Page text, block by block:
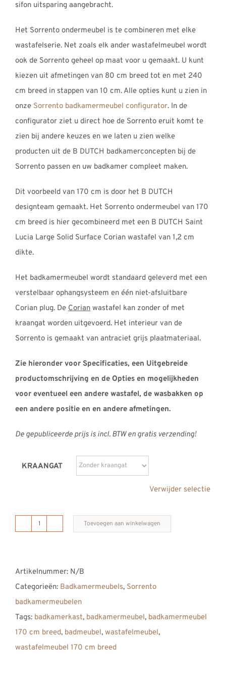
sifon uitsparing aangebracht.
Het Sorrento ondermeubel is te combineren met elke
wastafelserie. Net zoals elk ander wastafelmeubel wordt
ook de Sorrento geheel op maat voor u gemaakt. U kunt
kiezen uit afmetingen van 80 cm breed tot en met 240
cm breed in stappen van 10 cm. Alle opties kunt u zien in
onze Sorrento badkamermeubel configurator. In de
configurator ziet u direct hoe de Sorrento eruit komt te
zien bij andere keuzes en we laten u zien welke
producten uit de B DUTCH badkamerconcepten bij de
Sorrento passen en uw badkamer compleet maken.
Dit voorbeeld van 170 cm is door het B DUTCH
designteam gemaakt. Het Sorrento ondermeubel van 170
cm breed is hier gecombineerd met een B DUTCH Saint
Lucia Large Solid Surface Corian wastafel van 1,2 cm
dikte.
Het badkamermeubel wordt standaard geleverd met een
verstelbaar ophangsysteem en één niet-afsluitbare
Corian plug. De Corian wastafel kan zonder of met
kraangat worden uitgevoerd. Het interieur van de
Sorrento is gemaakt van antraciet grijs plaatmateriaal.
Zie hieronder voor Specificaties, een Uitgebreide
productomschrijving en de Opties en mogelijkheden
voor eventueel een andere wastafel, de wasbakken op
een andere positie en en andere afmetingen.
De gepubliceerde prijs is incl. BTW en gratis verzending!
KRAANGAT
Verwijder selectie
B
Badkamermeubel
1700,
170
cm,
Solid
Surface
Toevoegen aan winkelwagen
Artikelnummer: N/B
Categorieën: Badkamermeubels, Sorrento
badkamermeubelen
Tags: badkamerkast, badkamermeubel, badkamermeubel
170 cm breed, badmeubel, wastafelmeubel,
wastafelmeubel 170 cm breed